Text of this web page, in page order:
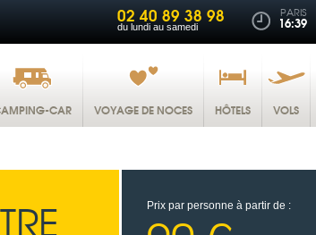
02 40 89 38 98
du lundi au samedi
PARIS
16:39
CAR VOYAGE DE NOCES HÔTELS VOLS
Prix par personne à partir de :